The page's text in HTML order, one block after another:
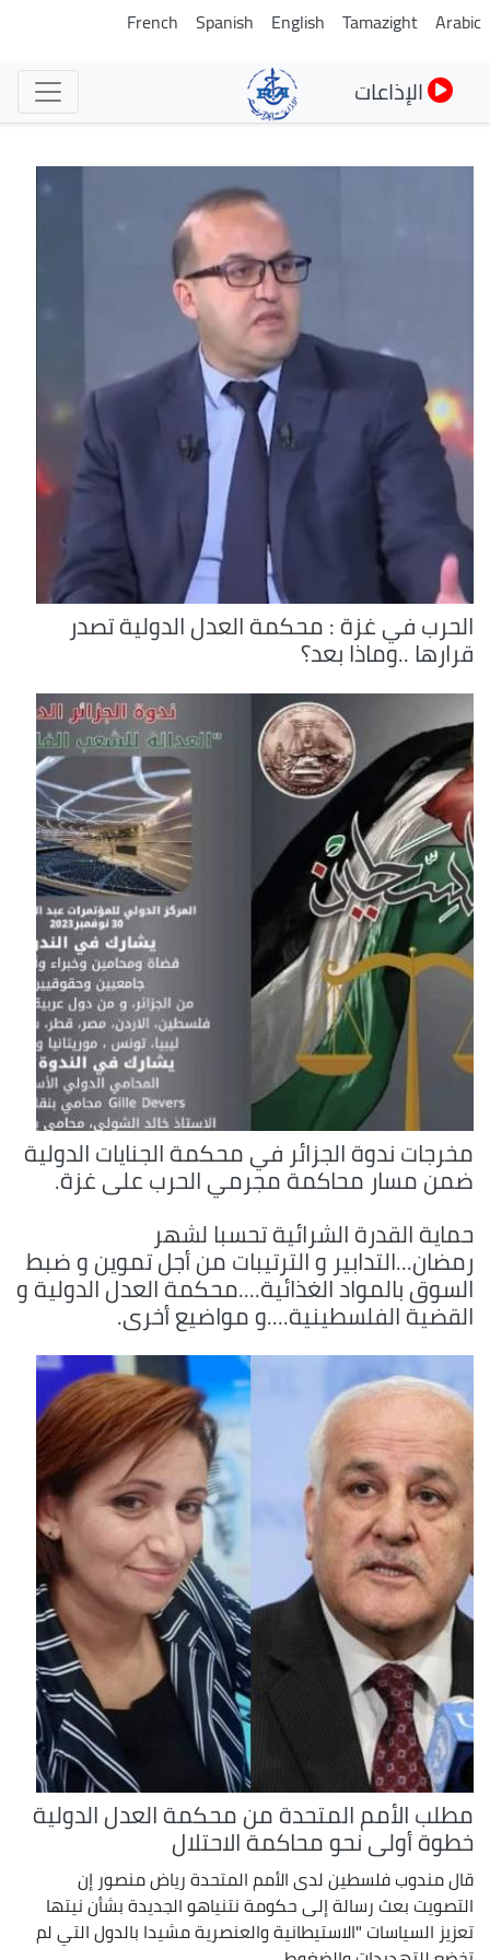
تجاوز
Arabic
Tamazight
English
Spanish
French
الإذاعات
الحرب في غزة : محكمة العدل الدولية تصدر
قرارها ..وماذا بعد؟
مخرجات ندوة الجزائر في محكمة الجنايات الدولية
ضمن مسار محاكمة مجرمي الحرب على غزة.
حماية القدرة الشرائية تحسبا لشهر
رمضان...التدابير و الترتيبات من أجل تموين و ضبط
السوق بالمواد الغذائية....محكمة العدل الدولية و
القضية الفلسطينية....و مواضيع أخرى.
مطلب الأمم المتحدة من محكمة العدل الدولية
خطوة أولى نحو محاكمة الاحتلال
قال مندوب فلسطين لدى الأمم المتحدة رياض منصور إن
التصويت بعث رسالة إلى حكومة نتنياهو الجديدة بشأن نيتها
تعزيز السياسات "الاستيطانية والعنصرية مشيدا بالدول التي لم